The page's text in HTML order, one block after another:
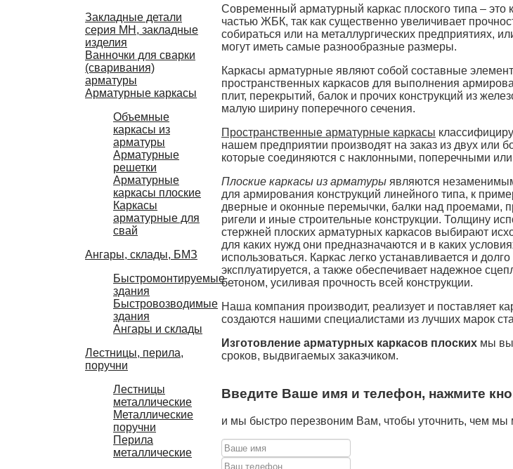
Закладные детали
серия МН, закладные
изделия
Ванночки для сварки
(сваривания)
арматуры
Арматурные каркасы
Объемные
каркасы из
арматуры
Арматурные
решетки
Арматурные
каркасы плоские
Каркасы
арматурные для
свай
Ангары, склады, БМЗ
Быстромонтируемые
здания
Быстровозводимые
здания
Ангары и склады
Лестницы, перила,
поручни
Лестницы
металлические
Металлические
поручни
Перила
металлические
Современный арматурный каркас плоского типа – это
частью ЖБК, так как существенно увеличивает
собираться или на металлургических предприятиях,
могут иметь самые разнообразные размеры.
Каркасы арматурные являют собой составные
пространственных каркасов для выполнения
плит, перекрытий, балок и прочих конструкций из
малую ширину поперечного сечения.
Пространственные арматурные каркасы
нашем предприятии производят на заказ из двух или
которые соединяются с наклонными, поперечными
Плоские каркасы из арматуры являются
для армирования конструкций линейного типа, к
дверные и оконные перемычки, балки над проемами,
ригели и иные строительные конструкции. Толщину
стержней плоских арматурных каркасов выбирают
для каких нужд они предназначаются и в каких
использоваться. Каркас легко устанавливается и долго
эксплуатируется, а также обеспечивает надежное
бетоном, усиливая прочность всей конструкции.
Наша компания производит, реализует и поставляет
создаются нашими специалистами из лучших марок
Изготовление арматурных каркасов плоских мы
сроков, выдвигаемых заказчиком.
Введите Ваше имя и телефон, нажмите
и мы быстро перезвоним Вам, чтобы уточнить, чем